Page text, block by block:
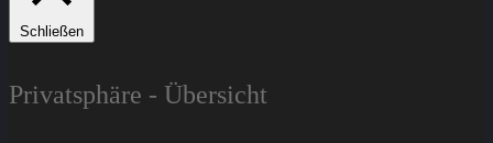
Schließen
Privatsphäre - Übersicht